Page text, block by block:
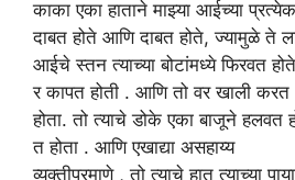
काकाएकाहातानेमाझ्या आईच्या
दाबत होते आणि दाबत होते, ज्यामुळे ते
आईचे स्तन त्याच्या बोटांमध्ये फिरवत
र कापत होती . आणि तो वर खाली करत
होता. तो त्याचे डोके एका बाजूने हलवत
त होता . आणि एखाद्या असहाय्य
व्यक्तीप्रमाणे , तो त्याचे हात त्याच्या